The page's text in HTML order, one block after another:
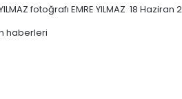
EMRE YILMAZ Bir
18 Haziran